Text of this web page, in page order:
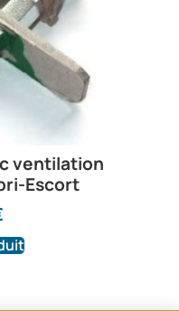
ventilation
Escort